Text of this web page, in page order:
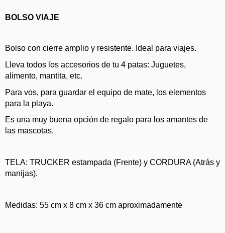
BOLSO VIAJE
Bolso con cierre amplio y resistente. Ideal para viajes.
Lleva todos los accesorios de tu 4 patas: Juguetes,
alimento, mantita, etc.
Para vos, para guardar el equipo de mate, los elementos
para la playa.
Es una muy buena opción de regalo para los amantes de
las mascotas.
TELA: TRUCKER estampada (Frente) y CORDURA (Atrás y
manijas).
Medidas: 55 cm x 8 cm x 36 cm aproximadamente